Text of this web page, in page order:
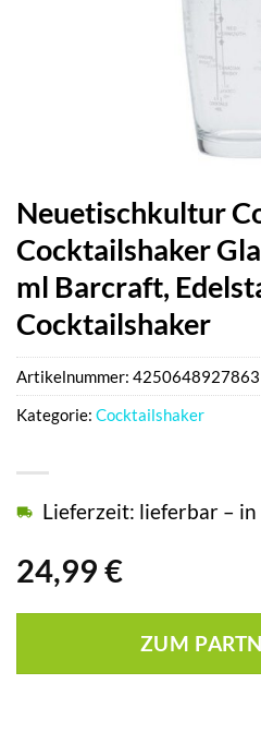
Neuetischkultur
Cocktailshaker
ml Barcraft,
Cocktailshaker
24,99 €
Lieferzeit: lieferbar –
ZUM
Artikelnummer: 4250648927863
Kategorie: Cocktailshaker